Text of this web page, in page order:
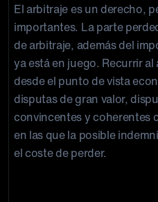
El arbitraje es un derecho,
importantes. La parte
de arbitraje, además del
ya está en juego. Recurrir
desde el punto de vista
disputas de gran valor,
convincentes y coherentes
en las que la posible
el coste de perder.